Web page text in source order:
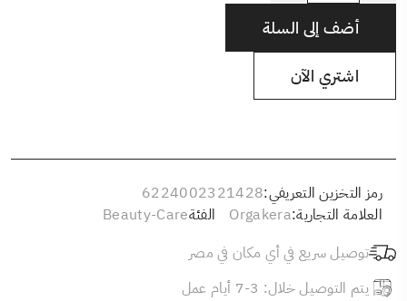
أضف إلى السلة
اشتري الآن
رمز التخزين التعريفي:6224002321428
العلامة التجارية:Orgakera الفئةBeauty-Care
توصيل سريع في أي مكان في مصر
يتم التوصيل خلال: 3-7 أيام عمل